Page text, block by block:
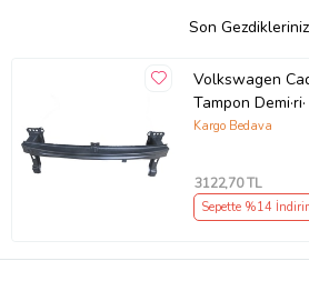
Son Gezdikleriniz
Volkswagen
Tampon Demi·ri·
Kargo Bedava
3122,70 TL
Sepette %14